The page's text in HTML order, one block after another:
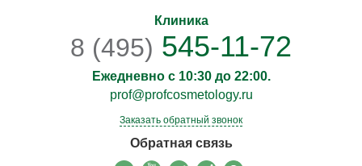
Клиника
8 (495) 545-11-72
Ежедневно с 10:30 до 22:00.
prof@profcosmetology.ru
Заказать обратный звонок
Обратная связь